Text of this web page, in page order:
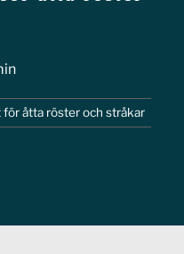
för åtta röster och stråkar